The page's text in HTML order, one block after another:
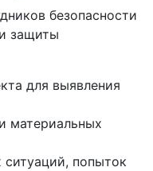
безопасности
защиты
для выявления
материальных
ситуаций, попыток